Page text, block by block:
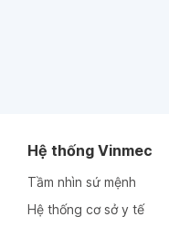
Hệ thống Vinmec
Tầm nhìn sứ mệnh
Hệ thống cơ sở y tế